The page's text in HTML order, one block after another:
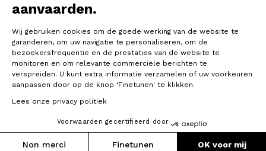
aanvaarden.
Wij gebruiken cookies om de goede werking van de website te
garanderen, om uw navigatie te personaliseren, om de
bezoekersfrequentie en de prestaties van de website te
monitoren en om relevante commerciële berichten te
verspreiden. U kunt extra informatie verzamelen of uw voorkeuren
aanpassen door op de knop 'Finetunen' te klikken.
Lees onze privacy politiek
Voorwaarden gecertifieerd door
Non merci Finetunen OK voor mij
© Origine Cycles